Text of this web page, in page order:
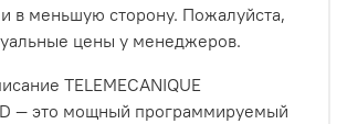
в меньшую сторону. Пожалуйста,
цены у менеджеров.
TELEMECANIQUE
— это мощный программируемый